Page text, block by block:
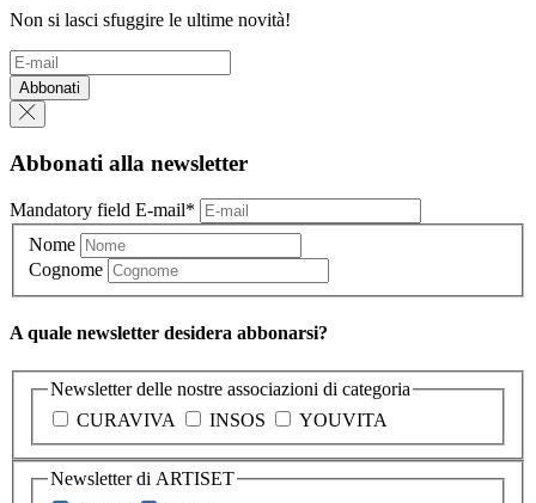
Non si lasci sfuggire le ultime novità!
Abbonati
Abbonati alla newsletter
Mandatory field E-mail*
Nome
Cognome
A quale newsletter desidera abbonarsi?
Newsletter delle nostre associazioni di categoria
CURAVIVA
INSOS YOUVITA
Newsletter di ARTISET